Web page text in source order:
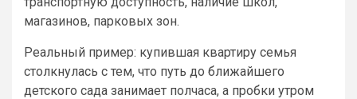
магазинов, парковых зон.
Реальный пример: купившая квартиру семья
столкнулась с тем, что путь до ближайшего
детского сада занимает полчаса, а пробки утром